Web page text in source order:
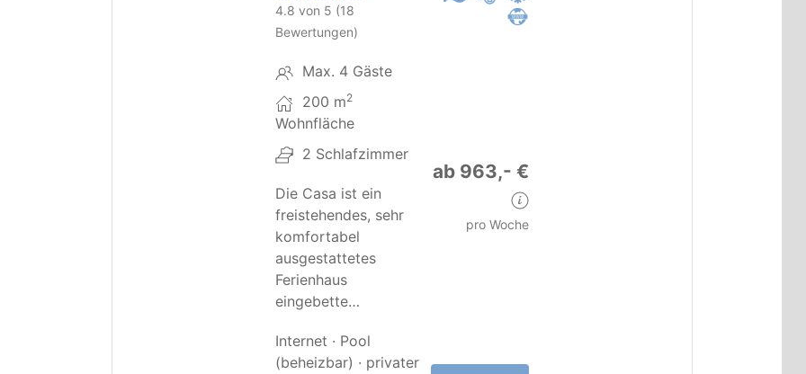
4.8 von 5 (18
Bewertungen)
Max. 4 Gäste
200 m2
Wohnfläche
2 Schlafzimmer
Die Casa ist ein
freistehendes, sehr
komfortabel
ausgestattetes
Ferienhaus
eingebette…
Internet · Pool
(beheizbar) · privater
ab 963,- €
pro Woche